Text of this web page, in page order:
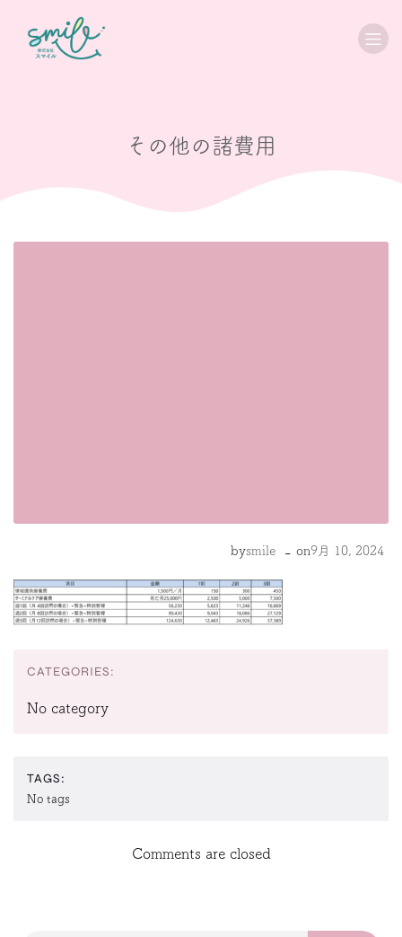
その他の諸費用
bysmile - on9月 10, 2024
CATEGORIES:
No category
TAGS:
No tags
Comments are closed